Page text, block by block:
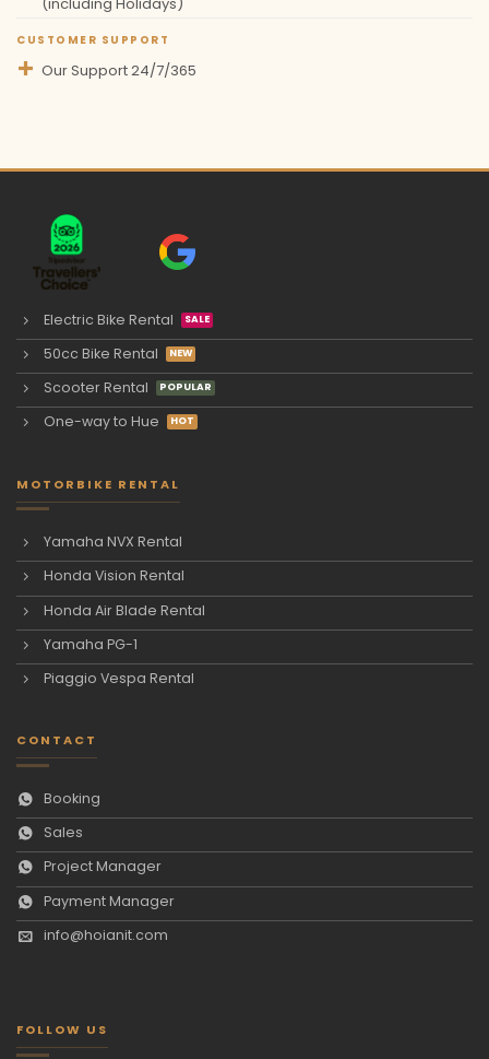
CUSTOMER SUPPORT
Our Support 24/7/365
Electric Bike Rental
50cc Bike Rental
Scooter Rental
One-way to Hue
MOTORBIKE RENTAL
Yamaha NVX Rental
Honda Vision Rental
Honda Air Blade Rental
Yamaha PG-1
Piaggio Vespa Rental
CONTACT
Booking
Sales
Project Manager
Payment Manager
info@hoianit.com
FOLLOW US